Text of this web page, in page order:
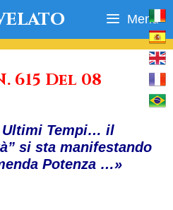
Menu
615 Del 08
Tempi… il
si sta manifestando
Potenza …»